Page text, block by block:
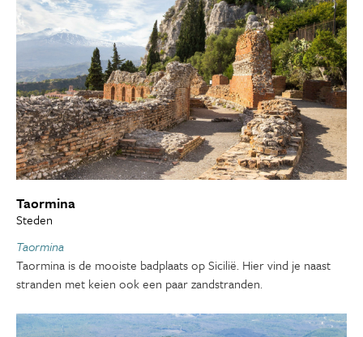
Taormina
Steden
Taormina
Taormina is de mooiste badplaats op Sicilië. Hier vind je naast
stranden met keien ook een paar zandstranden.